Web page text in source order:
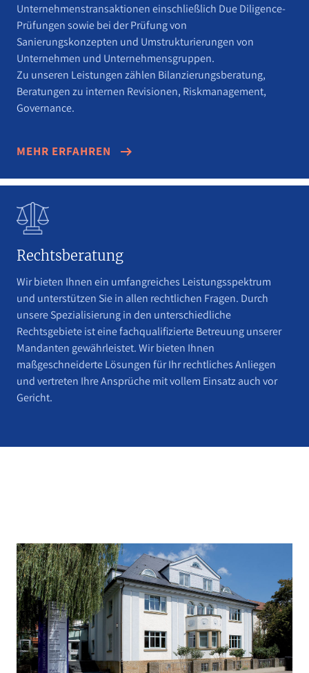
Unternehmenstransaktionen einschließlich Due Diligence-
Prüfungen sowie bei der Prüfung von
Sanierungskonzepten und Umstrukturierungen von
Unternehmen und Unternehmensgruppen.
Zu unseren Leistungen zählen Bilanzierungsberatung,
Beratungen zu internen Revisionen, Riskmanagement,
Governance.
MEHR ERFAHREN
Rechtsberatung
Wir bieten Ihnen ein umfangreiches Leistungsspektrum
und unterstützen Sie in allen rechtlichen Fragen. Durch
unsere Spezialisierung in den unterschiedliche
Rechtsgebiete ist eine fachqualifizierte Betreuung unserer
Mandanten gewährleistet. Wir bieten Ihnen
maßgeschneiderte Lösungen für Ihr rechtliches Anliegen
und vertreten Ihre Ansprüche mit vollem Einsatz auch vor
Gericht.